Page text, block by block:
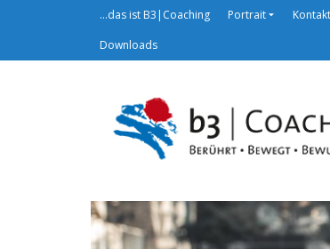
…das ist B3|Coaching Portrait Kontakt
Downloads